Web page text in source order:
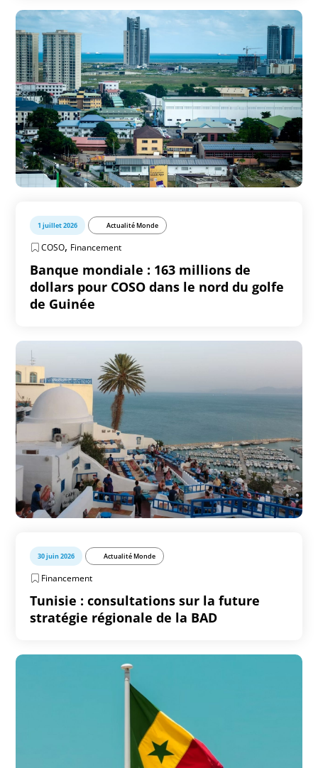
1 juillet 2026 Actualité Monde
COSO, Financement
Banque mondiale : 163 millions de
dollars pour COSO dans le nord du golfe
de Guinée
30 juin 2026 Actualité Monde
Financement
Tunisie : consultations sur la future
stratégie régionale de la BAD